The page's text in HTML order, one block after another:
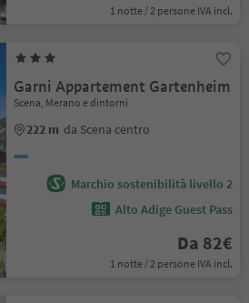
1 notte / 2 persone IVA incl.
Garni Appartement Gartenheim
Scena, Merano e dintorni
222 m da Scena centro
Marchio sostenibilità livello 2
Alto Adige Guest Pass
Da 82€
1 notte / 2 persone IVA incl.